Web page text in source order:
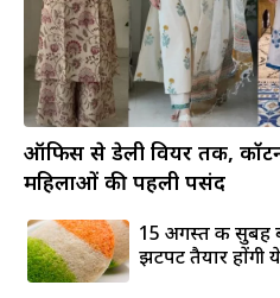
ऑफिस से डेली वियर तक,
महिलाओं की पहली पसंद
15 अगस्त की सुबह
झटपट तैयार होंगी